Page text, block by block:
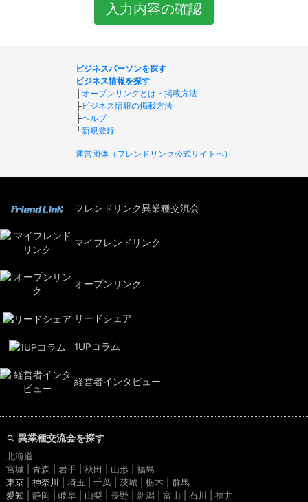
入力内容の確認
ビジネスパーソンを探す
ビジネス情報を探す
├オープンリンクとは・掲載方法
├ビジネス情報の掲載方法
├ヘルプ
└新規登録
運営団体（フレンドリンク公式サイトへ）
フレンドリンク異業種交流会
マイフレンドリンク
オープンリンク
リードシェア
1UPコラム
経営者インタビュー
異業種交流会を探す
北海道
宮城 | 青森 | 岩手 | 秋田 | 山形 | 福島
東京| 神奈川
| 埼玉 | 千葉 | 茨城 | 栃木 | 群馬
愛知 | 静岡 | 岐阜 | 山梨 | 長野 | 新潟 | 富山 | 石川 | 福井